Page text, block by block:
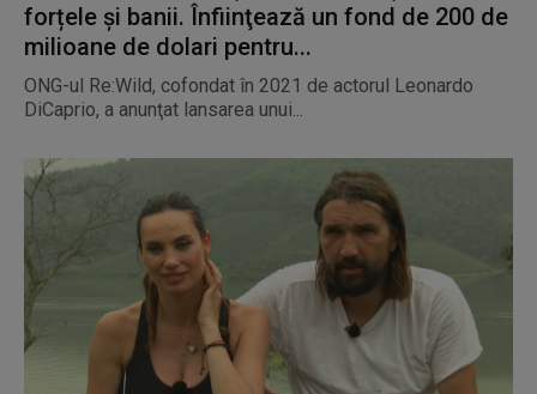
forțele și banii. Înfiinţează un fond de 200 de
milioane de dolari pentru...
ONG-ul Re:Wild, cofondat în 2021 de actorul Leonardo
DiCaprio, a anunţat lansarea unui...